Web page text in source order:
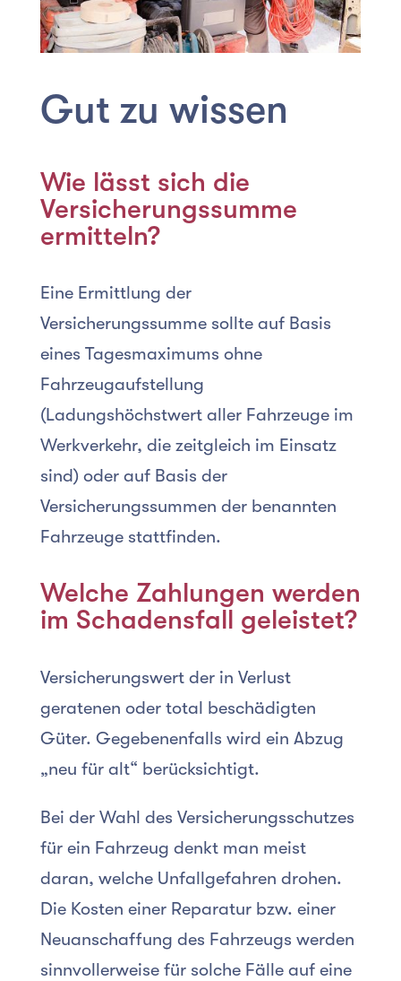
Gut zu wissen
Wie lässt sich die
Versicherungssumme
ermitteln?
Eine Ermittlung der
Versicherungssumme sollte auf Basis
eines Tagesmaximums ohne
Fahrzeugaufstellung
(Ladungshöchstwert aller Fahrzeuge im
Werkverkehr, die zeitgleich im Einsatz
sind) oder auf Basis der
Versicherungssummen der benannten
Fahrzeuge stattfinden.
Welche Zahlungen werden
im Schadensfall geleistet?
Versicherungswert der in Verlust
geratenen oder total beschädigten
Güter. Gegebenenfalls wird ein Abzug
„neu für alt“ berücksichtigt.
Bei der Wahl des Versicherungsschutzes
für ein Fahrzeug denkt man meist
daran, welche Unfallgefahren drohen.
Die Kosten einer Reparatur bzw. einer
Neuanschaffung des Fahrzeugs werden
sinnvollerweise für solche Fälle auf eine